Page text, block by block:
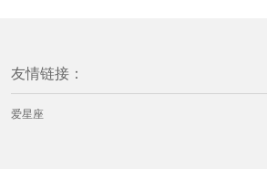
友情链接：
爱星座